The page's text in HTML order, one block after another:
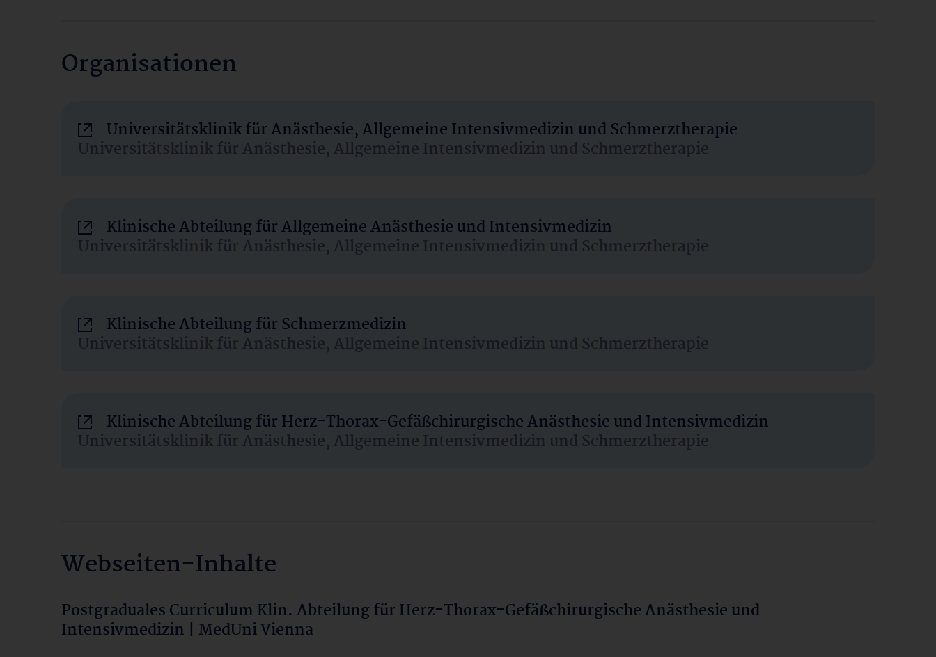
Organisationen
Universitätsklinik für Anästhesie, Allgemeine Intensivmedizin und Schmerztherapie
Universitätsklinik für Anästhesie, Allgemeine Intensivmedizin und Schmerztherapie
Klinische Abteilung für Allgemeine Anästhesie und Intensivmedizin
Universitätsklinik für Anästhesie, Allgemeine Intensivmedizin und Schmerztherapie
Klinische Abteilung für Schmerzmedizin
Universitätsklinik für Anästhesie, Allgemeine Intensivmedizin und Schmerztherapie
Klinische Abteilung für Herz-Thorax-Gefäßchirurgische Anästhesie und Intensivmedizin
Universitätsklinik für Anästhesie, Allgemeine Intensivmedizin und Schmerztherapie
Webseiten-Inhalte
Postgraduales Curriculum Klin. Abteilung für Herz-Thorax-Gefäßchirurgische Anästhesie und
Intensivmedizin | MedUni Vienna